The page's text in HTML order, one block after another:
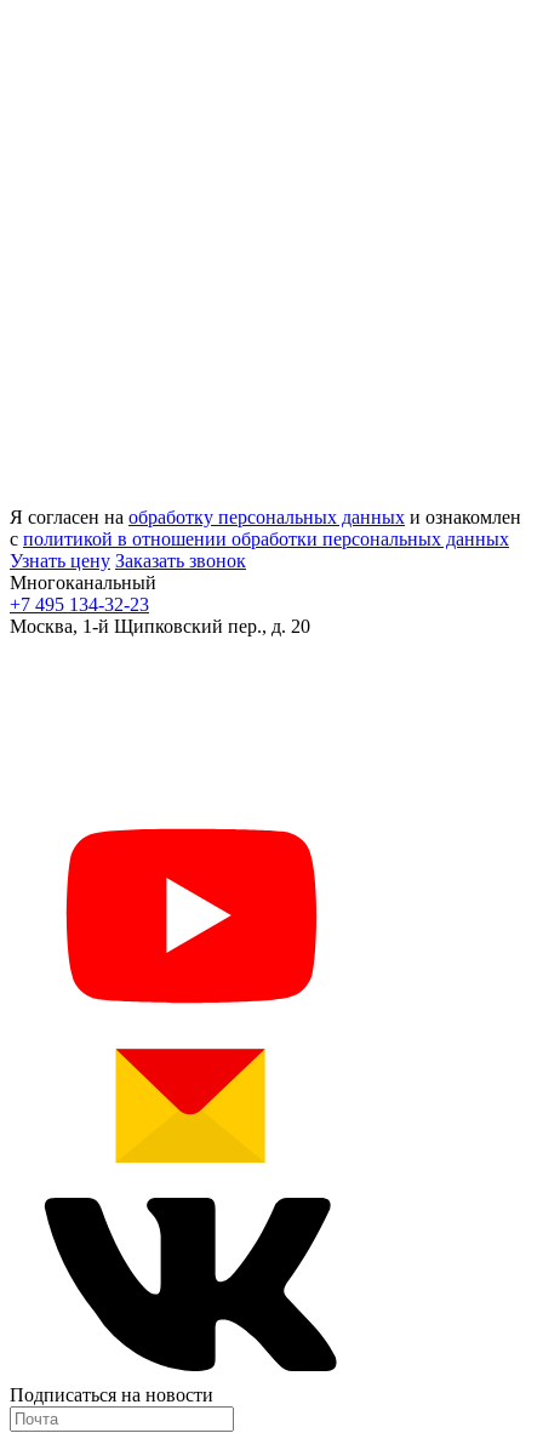
Я согласен на обработку персональных данных и ознакомлен
с политикой в отношении обработки персональных данных
Узнать цену Заказать звонок
Многоканальный
+7 495 134-32-23
Москва, 1-й Щипковский пер., д. 20
Подписаться на новости